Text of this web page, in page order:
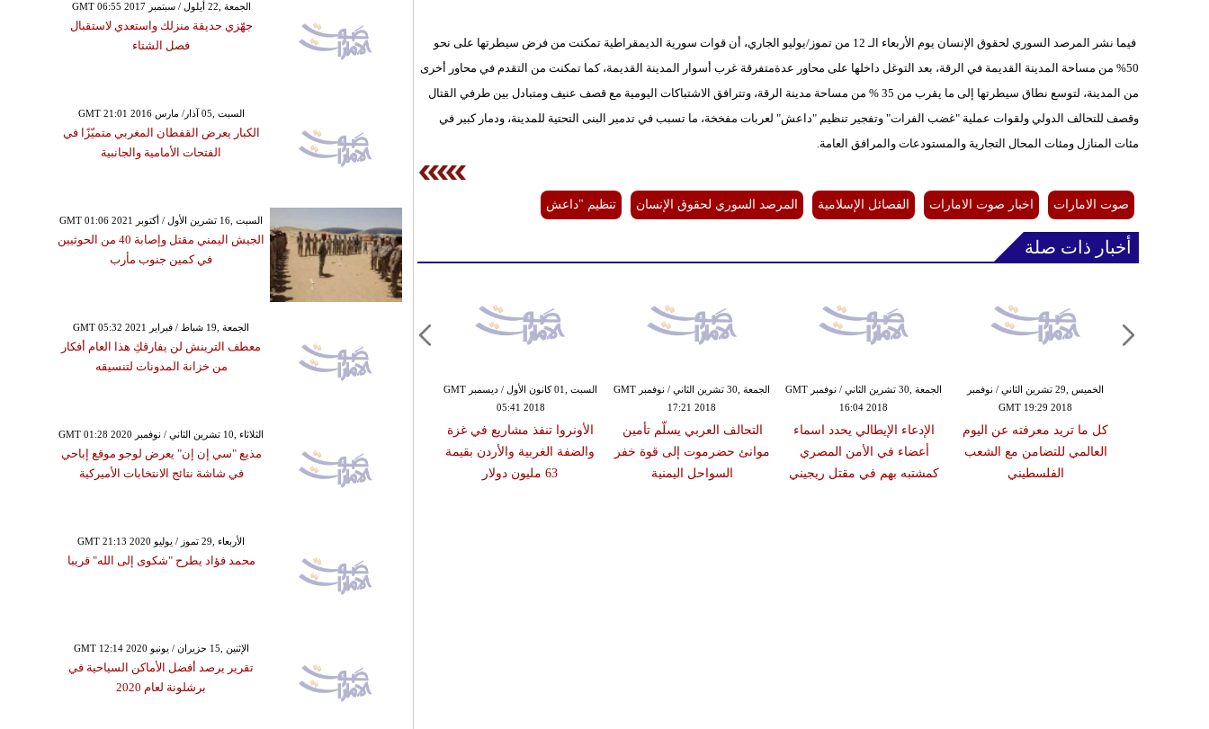
فيما نشر المرصد السوري لحقوق الإنسان يوم الأربعاء الـ 12 من تموز/يوليو الجاري، أن قوات سورية الديمقراطية تمكنت من فرض سيطرتها على نحو
50% من مساحة المدينة القديمة في الرقة، بعد التوغل داخلها على محاور عدةمتفرقة غرب أسوار المدينة القديمة، كما تمكنت من التقدم في محاور أخرى
من المدينة، لتوسع نطاق سيطرتها إلى ما يقرب من 35 % من مساحة مدينة الرقة، وتترافق الاشتباكات اليومية مع قصف عنيف ومتبادل بين طرفي القتال
وقصف للتحالف الدولي ولقوات عملية "غضب الفرات" وتفجير تنظيم "داعش" لعربات مفخخة، ما تسبب في تدمير البنى التحتية للمدينة، ودمار كبير في
مئات المنازل ومئات المحال التجارية والمستودعات والمرافق العامة.
صوت الامارات اخبار صوت الامارات الفصائل الإسلامية المرصد السوري لحقوق الإنسان تنظيم "داعش
أخبار ذات صلة
والضفة الغربية والأردن بقيمة
الجمعة ,30 تشرين الثاني / نوفمبر GMT
17:21 2018
التحالف العربي يسلّم تأمين
موانئ حضرموت إلى قوة خفر
السواحل اليمنية
الجمعة ,30 تشرين الثاني / نوفمبر GMT
16:04 2018
الإدعاء الإيطالي يحدد اسماء
أعضاء في الأمن المصري
كمشتبه بهم في مقتل ريجيني
الخميس ,29 تشرين الثاني / نوفمبر
GMT 19:29 2018
كل ما تريد معرفته عن اليوم
العالمي للتضامن مع الشعب
الفلسطيني
الخميس ,29 تشرين الثاني / نوفمبر
GMT 16:02 2018
اعتقال مسؤول حكومي في
طرابلس والسراج يدعو الاتحاد
الأوروبي لإعادة بعثته
GMT 06:55 2017 الجمعة ,22 أيلول / سبتمبر
جهّزي حديقة منزلك واستعدي لاستقبال
فصل الشتاء
GMT 21:01 2016 السبت ,05 آذار/ مارس
الكبار يعرض القفطان المغربي متميّزًا في
الفتحات الأمامية والجانبية
GMT 01:06 2021 السبت ,16 تشرين الأول / أكتوبر
الجيش اليمني مقتل وإصابة 40 من الحوثيين
في كمين جنوب مأرب
GMT 05:32 2021 الجمعة ,19 شباط / فبراير
معطف الترينش لن يفارقكِ هذا العام أفكار
من خزانة المدونات لتنسيقه
GMT 01:28 2020 الثلاثاء ,10 تشرين الثاني / نوفمبر
مذيع "سي إن إن" يعرض لوجو موقع إباحي
في شاشة نتائج الانتخابات الأميركية
GMT 21:13 2020 الأربعاء ,29 تموز / يوليو
محمد فؤاد يطرح "شكوى إلى الله" قريبا
GMT 12:14 2020 الإثنين ,15 حزيران / يونيو
تقرير يرصد أفضل الأماكن السياحية في
برشلونة لعام 2020